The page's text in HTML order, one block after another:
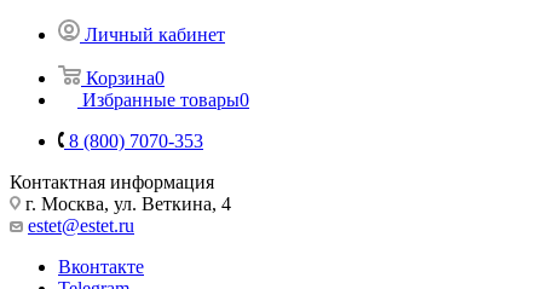
Личный кабинет
Корзина0
Избранные товары0
8 (800) 7070-353
Контактная информация
г. Москва, ул. Веткина, 4
estet@estet.ru
Вконтакте